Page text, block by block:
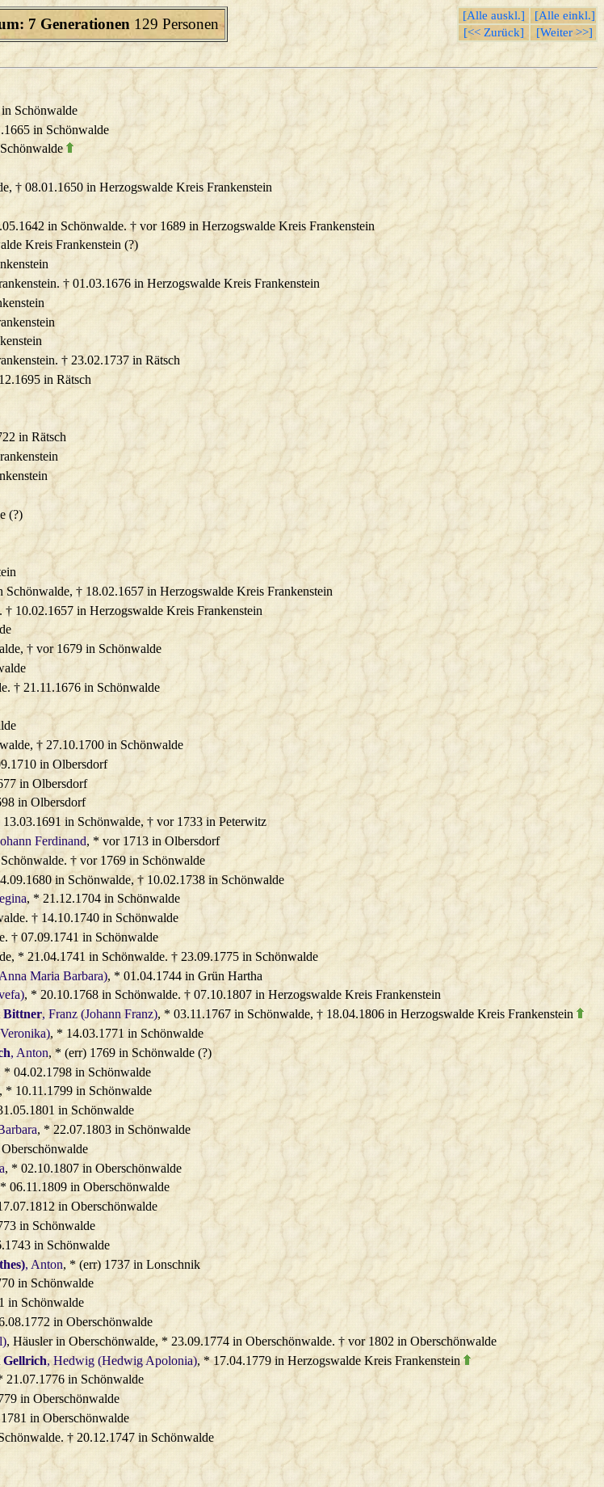
7 Generationen 129 Personen [Alle auskl.]
[Alle einkl.]
[<< Zurück]
[Weiter >>]
Schönwalde
in Schönwalde
† 08.01.1650 in Herzogswalde Kreis Frankenstein
in Schönwalde. † vor 1689 in Herzogswalde Kreis Frankenstein
Kreis Frankenstein (?)
† 01.03.1676 in Herzogswalde Kreis Frankenstein
† 23.02.1737 in Rätsch
in Rätsch
in Rätsch
(?)
Schönwalde, † 18.02.1657 in Herzogswalde Kreis Frankenstein
10.02.1657 in Herzogswalde Kreis Frankenstein
† vor 1679 in Schönwalde
† 21.11.1676 in Schönwalde
† 27.10.1700 in Schönwalde
in Olbersdorf
in Olbersdorf
in Olbersdorf
in Schönwalde, † vor 1733 in Peterwitz
Ferdinand, * vor 1713 in Olbersdorf
† vor 1769 in Schönwalde
in Schönwalde, † 10.02.1738 in Schönwalde
, * 21.12.1704 in Schönwalde
† 14.10.1740 in Schönwalde
† 07.09.1741 in Schönwalde
* 21.04.1741 in Schönwalde. † 23.09.1775 in Schönwalde
Maria Barbara), * 01.04.1744 in Grün Hartha
, * 20.10.1768 in Schönwalde. † 07.10.1807 in Herzogswalde Kreis Frankenstein
Bittner, Franz (Johann Franz), * 03.11.1767 in Schönwalde, † 18.04.1806 in Herzogswalde Kreis Frankenstein
, * 14.03.1771 in Schönwalde
, Anton, * (err) 1769 in Schönwalde (?)
* 04.02.1798 in Schönwalde
* 10.11.1799 in Schönwalde
in Schönwalde
, * 22.07.1803 in Schönwalde
, * 02.10.1807 in Oberschönwalde
06.11.1809 in Oberschönwalde
in Oberschönwalde
in Schönwalde
in Schönwalde
, Anton, * (err) 1737 in Lonschnik
in Schönwalde
in Schönwalde
in Oberschönwalde
, Häusler in Oberschönwalde, * 23.09.1774 in Oberschönwalde. † vor 1802 in Oberschönwalde
Gellrich, Hedwig (Hedwig Apolonia), * 17.04.1779 in Herzogswalde Kreis Frankenstein
21.07.1776 in Schönwalde
in Oberschönwalde
in Oberschönwalde
† 20.12.1747 in Schönwalde